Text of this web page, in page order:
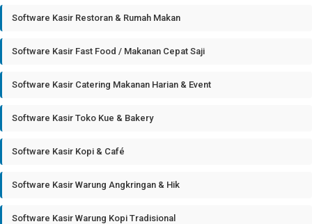
Software Kasir Restoran & Rumah Makan
Software Kasir Fast Food / Makanan Cepat Saji
Software Kasir Catering Makanan Harian & Event
Software Kasir Toko Kue & Bakery
Software Kasir Kopi & Café
Software Kasir Warung Angkringan & Hik
Software Kasir Warung Kopi Tradisional